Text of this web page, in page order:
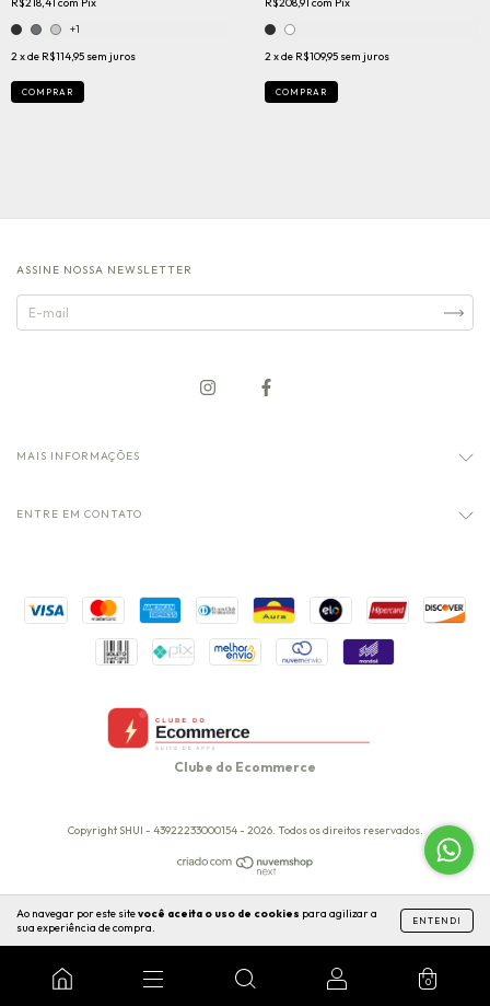
Ao navegar por este sitevocê aceita o uso de cookies para agilizar a
sua experiência de compra.
ENTENDI
0
R$218,41 com Pix
+1
2x de R$114,95 sem juros
COMPRAR
R$208,91 com Pix
2x de R$109,95 sem juros
COMPRAR
ASSINE NOSSA NEWSLETTER
MAIS INFORMAÇÕES
ENTRE EM CONTATO
Clube do Ecommerce
Copyright SHUI - 43922233000154 - 2026. Todos os direitos reservados.